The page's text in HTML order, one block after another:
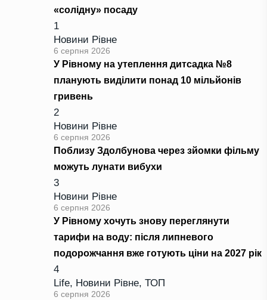
«солідну» посаду
1
Новини Рівне
6 серпня 2026
У Рівному на утеплення дитсадка №8
планують виділити понад 10 мільйонів
гривень
2
Новини Рівне
6 серпня 2026
Поблизу Здолбунова через зйомки фільму
можуть лунати вибухи
3
Новини Рівне
6 серпня 2026
У Рівному хочуть знову переглянути
тарифи на воду: після липневого
подорожчання вже готують ціни на 2027 рік
4
Life, Новини Рівне, ТОП
6 серпня 2026